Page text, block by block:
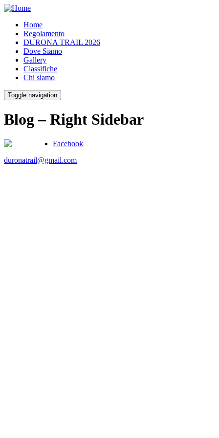
Home
Regolamento
DURONA TRAIL 2026
Dove Siamo
Gallery
Classifiche
Chi siamo
Toggle navigation
Blog – Right Sidebar
Facebook
duronatrail@gmail.com